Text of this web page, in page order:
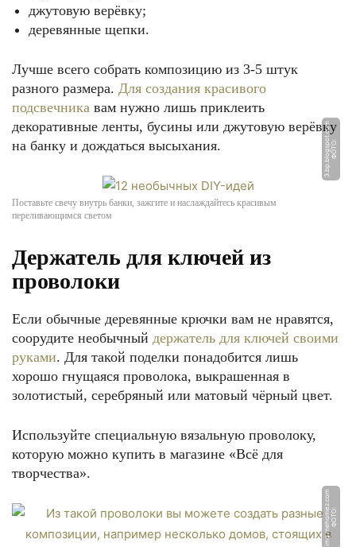
джутовую верёвку;
деревянные щепки.
Лучше всего собрать композицию из 3-5 штук
разного размера. Для создания красивого
подсвечника вам нужно лишь приклеить
декоративные ленты, бусины или джутовую верёвку
на банку и дождаться высыхания.
Ф
О
Т
О:
3.
b
p.
bl
o
g
s
p
o
t.
c
o
m
Поставьте свечу внутрь банки, зажгите и наслаждайтесь красивым
переливающимся светом
Держатель для ключей из
проволоки
Если обычные деревянные крючки вам не нравятся,
соорудите необычный держатель для ключей своими
руками. Для такой поделки понадобится лишь
хорошо гнущаяся проволока, выкрашенная в
золотистый, серебряный или матовый чёрный цвет.
Используйте специальную вязальную проволоку,
которую можно купить в магазине «Всё для
творчества».
Ф
О
Т
О:
i
m
g.
m
e
h
o
m
e
z.
c
o
m